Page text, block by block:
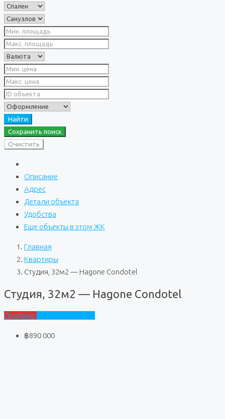
Найти
Сохранить поиск
Очистить
Описание
Адрес
Детали объекта
Удобства
Еще объекты в этом ЖК
Главная
Квартиры
Студия, 32м2 — Hagone Condotel
Студия, 32м2 — Hagone Condotel
Продано
฿890 000